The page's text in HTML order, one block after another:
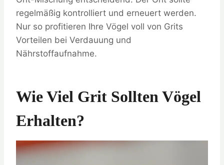
regelmäßig kontrolliert und erneuert werden.
Nur so profitieren Ihre Vögel voll von Grits
Vorteilen bei Verdauung und
Nährstoffaufnahme.
Wie Viel Grit Sollten Vögel
Erhalten?